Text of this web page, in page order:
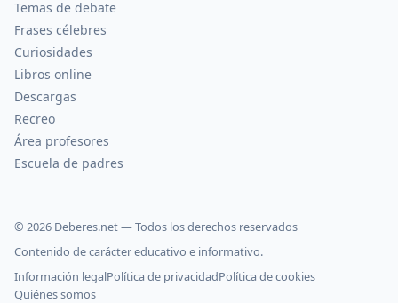
Temas de debate
Frases célebres
Curiosidades
Libros online
Descargas
Recreo
Área profesores
Escuela de padres
© 2026 Deberes.net — Todos los derechos reservados
Contenido de carácter educativo e informativo.
Información legalPolítica de privacidadPolítica de cookies
Quiénes somos